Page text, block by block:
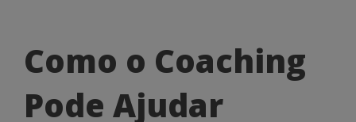
Como
o
Coaching
Como o Coaching
Pode Ajudar